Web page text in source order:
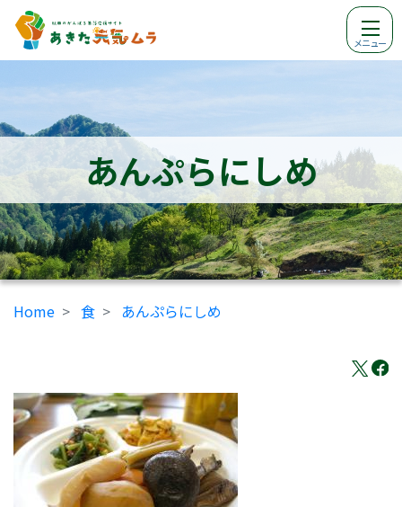
メニュー
あんぷらにしめ
Home 食 あんぷらにしめ